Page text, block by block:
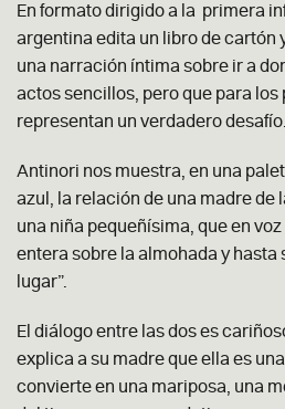
En formato dirigido a la primera
argentina edita un libro de cartón
una narración íntima sobre ir a
actos sencillos, pero que para los
representan un verdadero desafío.
Antinori nos muestra, en una
azul, la relación de una madre de
una niña pequeñísima, que en voz
entera sobre la almohada y hasta
lugar”.
El diálogo entre las dos es
explica a su madre que ella es
convierte en una mariposa, una